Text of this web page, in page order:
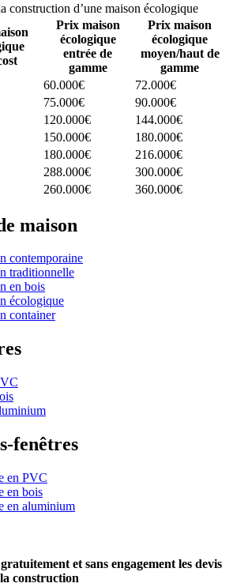
construction d’une maison écologique
Prix maison
écologique
entrée de
gamme
Prix maison
écologique
moyen/haut de
gamme
60.000€
72.000€
75.000€
90.000€
120.000€
144.000€
150.000€
180.000€
180.000€
216.000€
288.000€
300.000€
260.000€ 360.000€
maison
contemporaine
traditionnelle
en bois
écologique
container
fenêtres
en PVC
en bois
en aluminium
gratuitement et sans engagement les devis
construction